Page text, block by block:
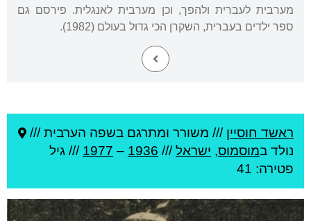
מערבית לעברית ולהפך, וכן מערבית לאנגלית. פירסם גם
ספר ילדים בעברית, השקרן הכי גדול בעולם (1982).
ראשד חוסיין /// משורר ומתרגם בשפה הערבית ///
נולד במוסמוס, ישראל///
1936
–
1977 /// גיל
פטירה: 41